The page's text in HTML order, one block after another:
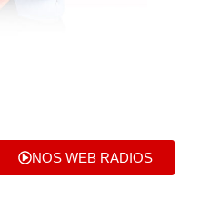
NOS WEB RADIOS